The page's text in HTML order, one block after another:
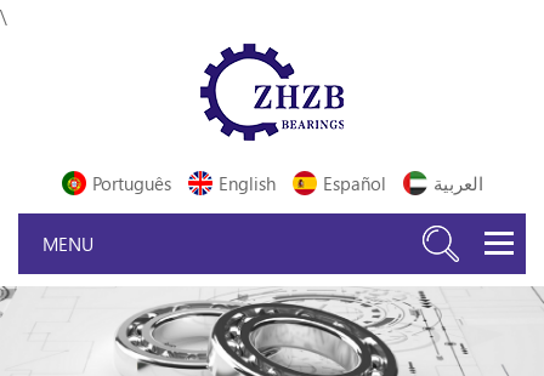
\
Português English Español العربية